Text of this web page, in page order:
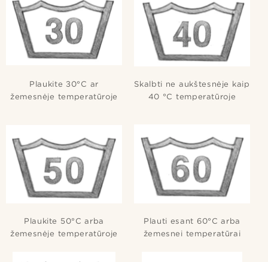
Plaukite 30°C ar
žemesnėje temperatūroje
Skalbti ne aukštesnėje kaip
40 °C temperatūroje
Plaukite 50°C arba
žemesnėje temperatūroje
Plauti esant 60°C arba
žemesnei temperatūrai